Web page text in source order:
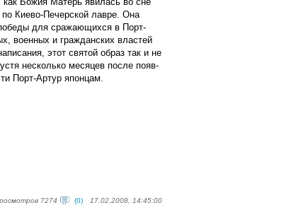
Кие­во-Печерской лавре. Она
для сражаю­щихся в Порт-
военных и гражданских властей
этот святой образ так и не
несколько месяцев после появ­
Порт-Артур японцам.
7274 (0) 17.02.2008, 14:45:00